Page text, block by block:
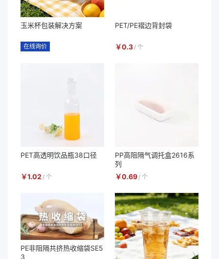
玉米杯包装解决方案
在线询价
PET/PE褶边背封袋
￥0.3 / 个
PET高透明饮品瓶38口径
￥1.02 / 个
PP高阻隔气调托盒2616系
列
￥0.69 / 个
PE非阻隔共挤热收缩袋SE5
3